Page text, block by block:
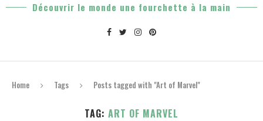
Découvrir le monde une fourchette à la main
Home Tags Posts tagged with "Art of Marvel"
TAG: ART OF MARVEL